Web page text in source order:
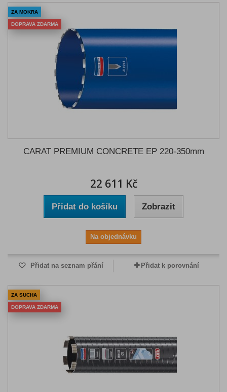
ZA MOKRA
DOPRAVA ZDARMA
CARAT PREMIUM CONCRETE EP 220-350mm
22 611 Kč
Přidat do košíku Zobrazit
Na objednávku
Přidat na seznam přání Přidat k porovnání
ZA SUCHA
DOPRAVA ZDARMA